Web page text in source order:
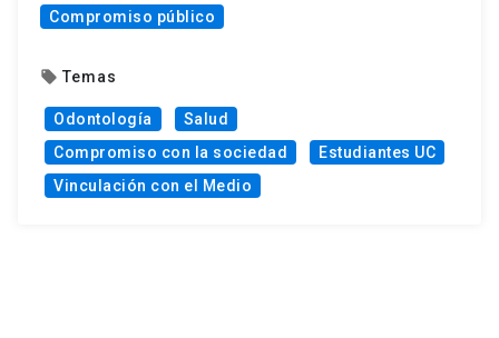
Compromiso público
local_offer Temas
Odontología
Salud
Compromiso con la sociedad
Estudiantes UC
Vinculación con el Medio